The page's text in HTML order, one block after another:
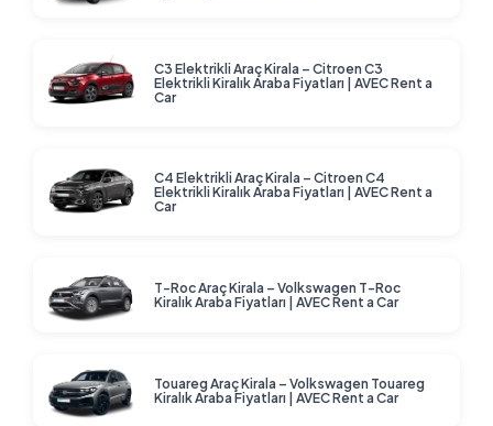
C3 Elektrikli Araç Kirala – Citroen C3
Elektrikli Kiralık Araba Fiyatları | AVEC Rent a
Car
C4 Elektrikli Araç Kirala – Citroen C4
Elektrikli Kiralık Araba Fiyatları | AVEC Rent a
Car
T-Roc Araç Kirala – Volkswagen T-Roc
Kiralık Araba Fiyatları | AVEC Rent a Car
Touareg Araç Kirala – Volkswagen Touareg
Kiralık Araba Fiyatları | AVEC Rent a Car